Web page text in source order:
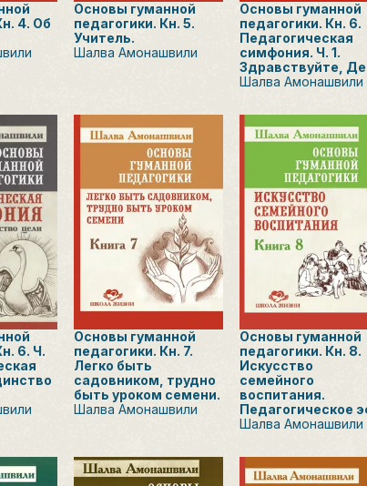
4. Об
Основы гуманной
педагогики. Кн. 5.
Учитель.
Шалва Амонашвили
Основы гуманной
педагогики. Кн. 6.
Педагогическая
симфония. Ч. 1.
Здравствуйте,
Шалва Амонашвили
6. Ч.
Основы гуманной
педагогики. Кн. 7.
Легко быть
садовником, трудно
быть уроком семени.
Шалва Амонашвили
Основы гуманной
педагогики. Кн. 8.
Искусство
семейного
воспитания.
Педагогическое
Шалва Амонашвили